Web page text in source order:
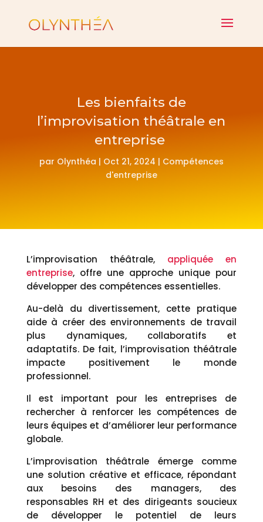
Les bienfaits de
l’improvisation théâtrale en
entreprise
par Olynthéa | Oct 21, 2024 | Compétences
d'entreprise
L’improvisation théâtrale, appliquée en
entreprise, offre une approche unique pour
développer des compétences essentielles.
Au-delà du divertissement, cette pratique
aide à créer des environnements de travail
plus dynamiques, collaboratifs et
adaptatifs. De fait, l’improvisation théâtrale
impacte positivement le monde
professionnel.
Il est important pour les entreprises de
rechercher à renforcer les compétences de
leurs équipes et d’améliorer leur performance
globale.
L’improvisation théâtrale émerge comme
une solution créative et efficace, répondant
aux besoins des managers, des
responsables RH et des dirigeants soucieux
de développer le potentiel de leurs